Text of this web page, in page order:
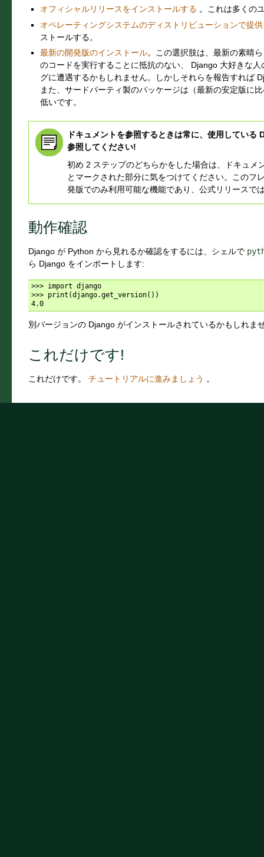
オフィシャルリリースをインストールする 。これは多くの
オペレーティングシステムのディストリビューションで提
ストールする。
最新の開発版のインストール。この選択肢は、最新の素晴
のコードを実行することに抵抗のない、 Django 大好きな
グに遭遇するかもしれません。しかしそれらを報告すれば
また、サードパーティ製のパッケージは（最新の安定版に
低いです。
ドキュメントを参照するときは常に、使用してい
参照してください!
初め 2 ステップのどちらかをした場合は、ドキュメ
とマークされた部分に気をつけてください。このフ
発版でのみ利用可能な機能であり、公式リリースで
動作確認
Django が Python から見れるか確認をするには、シェルで
ら Django をインポートします:
>>> import django
>>> print(django.get_version())
4.0
別バージョンの Django がインストールされているかもしれま
これだけです!
これだけです。 チュートリアルに進みましょう 。